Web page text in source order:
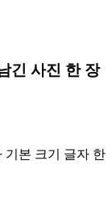
긴 사진 한 장
기본 크기 글자 한